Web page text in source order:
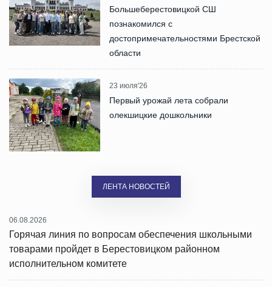
Большеберестовицкой СШ
познакомился с
достопримечательностями Брестской
области
23 июля'26
Первый урожай лета собрали
олекшицкие дошкольники
ЛЕНТА НОВОСТЕЙ
06.08.2026
Горячая линия по вопросам обеспечения школьными
товарами пройдет в Берестовицком районном
исполнительном комитете